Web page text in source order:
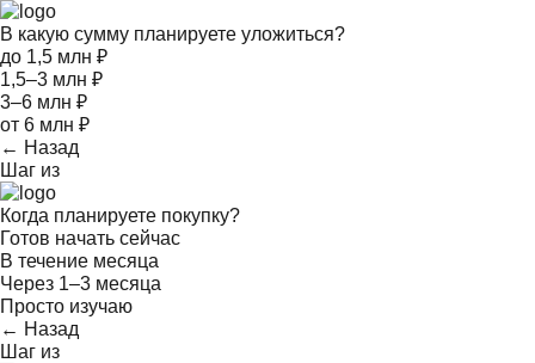
В какую сумму планируете уложиться?
до 1,5 млн ₽
1,5–3 млн ₽
3–6 млн ₽
от 6 млн ₽
← Назад
Шаг из
Когда планируете покупку?
Готов начать сейчас
В течение месяца
Через 1–3 месяца
Просто изучаю
← Назад
Шаг из